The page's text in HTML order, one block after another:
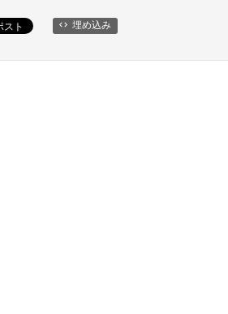
埋め込み